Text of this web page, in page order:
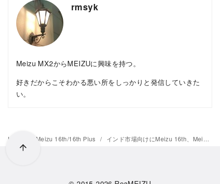
rmsyk
Meizu MX2からMEIZUに興味を持つ。
好きだからこそわかる悪い所をしっかりと発信していきた
い。
Home Meizu 16th/16th Plus インド市場向けにMeizu 16th、Meizu M6T、Meizu C9を発表